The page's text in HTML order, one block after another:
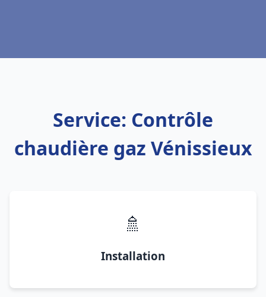
Service: Contrôle
chaudière gaz Vénissieux
🚿
Installation